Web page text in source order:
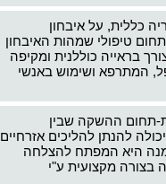
כללית, על איבחון
טיפולי שמהות האיבחון
בראייה כוללנית ומקיפה
המתרפא ושימוש באנשי
תחום ההשקה שבין
להנתן להליכים אזרחיים
היא המפתח להצלחה
בצורה מקצועית ע"י